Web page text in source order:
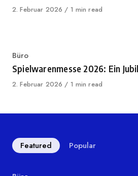
Published
2. Februar 2026 1 min read
Category
Büro
Spielwarenmesse 2026: Ein
Published
2. Februar 2026 1 min read
Featured Popular